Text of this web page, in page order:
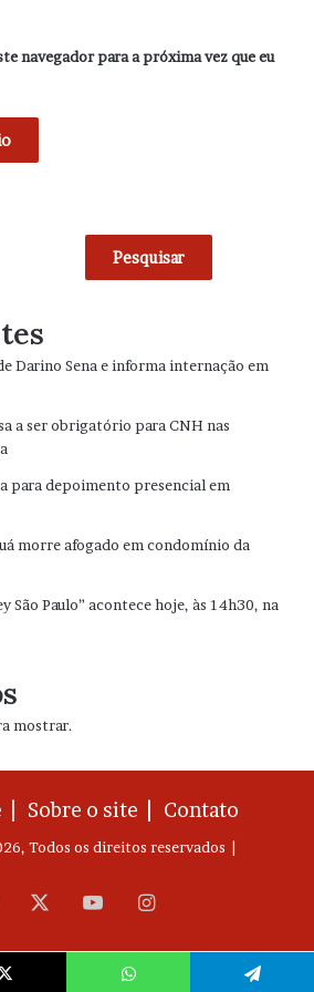
navegador para a próxima vez que eu
Pesquisar
Darino Sena e informa internação em
a ser obrigatório para CNH nas
para depoimento presencial em
morre afogado em condomínio da
São Paulo” acontece hoje, às 14h30, na
mostrar.
| Sobre o site | Contato
Todos os direitos reservados |
Facebook YouTubeInstagram